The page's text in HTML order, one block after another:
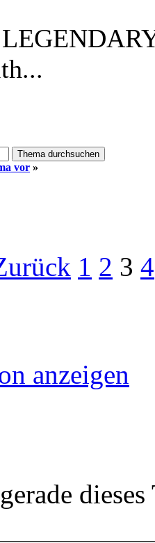
vor »
1 2 3 4
anzeigen